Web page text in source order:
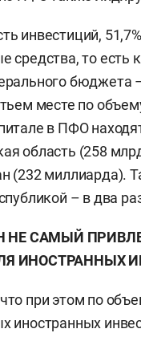
инвестиций,
средства, то есть
бюджета
месте по
в ПФО
область (258
(232 миллиарда).
– в два
НЕ САМЫЙ
ИНОСТРАННЫХ
при этом по
иностранных